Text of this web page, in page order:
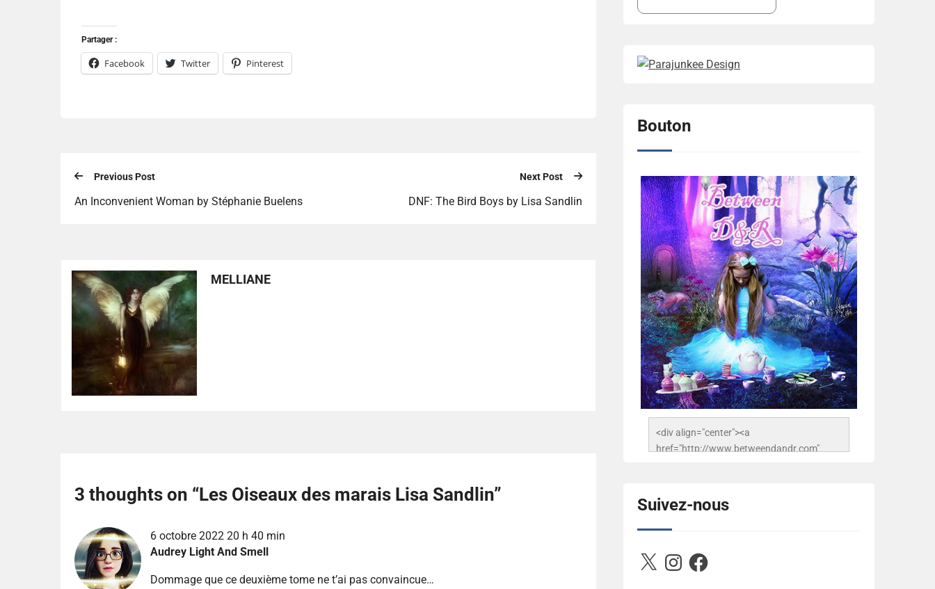
Partager :
Facebook Twitter Pinterest
Previous Post
An Inconvenient Woman by Stéphanie Buelens
Next Post
DNF: The Bird Boys by Lisa Sandlin
MELLIANE
3 thoughts on “Les Oiseaux des marais Lisa Sandlin”
6 octobre 2022 20 h 40 min
Audrey Light And Smell
Dommage que ce deuxième tome ne t’ai pas convaincue…
Bouton
<div align="center"><a
href="http://www.betweendandr.com"
503716673157532-
2788222864243652657-n.jpg"
alt="Between D&R" style="border:none;" />
Suivez-nous
X InstagramFacebook